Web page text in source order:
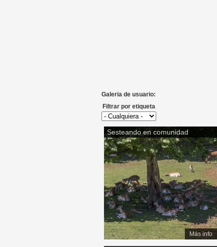
Galeria de usuario:
Filtrar por etiqueta
Sesteando en comunidad
Más info
Páginas